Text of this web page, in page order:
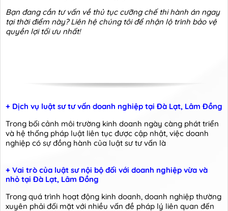
Bạn đang cần tư vấn về thủ tục cưỡng chế thi hành án ngay
tại thời điểm này? Liên hệ chúng tôi để nhận lộ trình bảo vệ
quyền lợi tối ưu nhất!
+ Dịch vụ luật sư tư vấn doanh nghiệp tại Đà Lạt, Lâm Đồng
Trong bối cảnh môi trường kinh doanh ngày càng phát triển
và hệ thống pháp luật liên tục được cập nhật, việc doanh
nghiệp có sự đồng hành của luật sư tư vấn là
+ Vai trò của luật sư nội bộ đối với doanh nghiệp vừa và
nhỏ tại Đà Lạt, Lâm Đồng
Trong quá trình hoạt động kinh doanh, doanh nghiệp thường
xuyên phải đối mặt với nhiều vấn đề pháp lý liên quan đến